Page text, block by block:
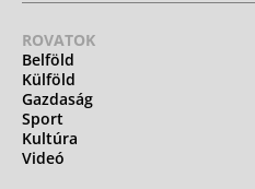
ROVATOK
Belföld
Külföld
Gazdaság
Sport
Kultúra
Videó